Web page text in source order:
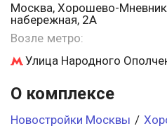
Москва, Хорошево-
набережная, 2А
Возле метро:
Улица Народного
О комплексе
Новостройки Москвы /